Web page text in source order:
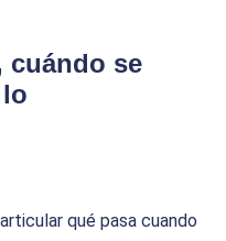
cuándo se
qué pasa cuando